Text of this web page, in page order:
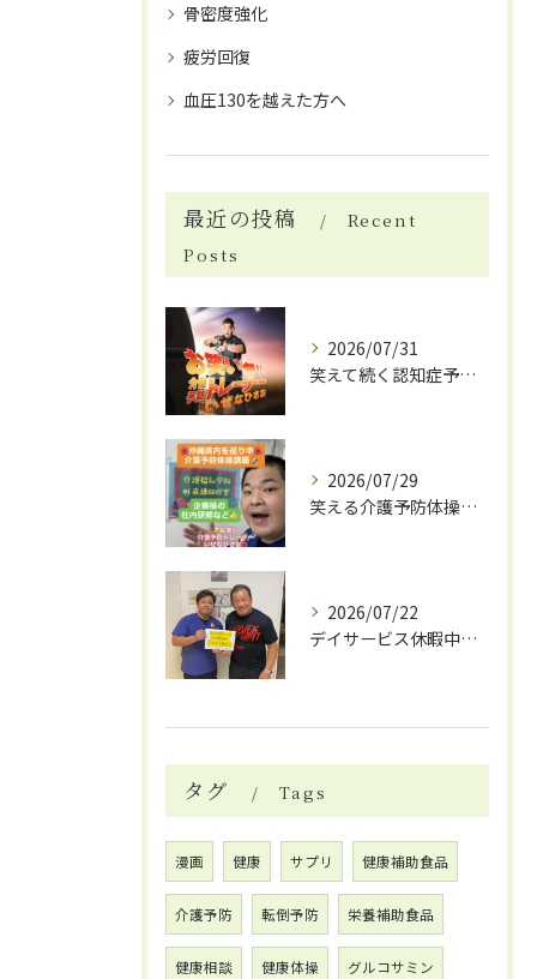
骨密度強化
疲労回復
血圧130を越えた方へ
最近の投稿
Recent
Posts
2026/07/31
笑えて続く認知症予防体操
2026/07/29
笑える介護予防体操で笑いと健康効果
2026/07/22
デイサービス休暇中の自費リハビリ活用法
タグ Tags
漫画 健康 サプリ 健康補助食品
介護予防 転倒予防 栄養補助食品
健康相談 健康体操 グルコサミン